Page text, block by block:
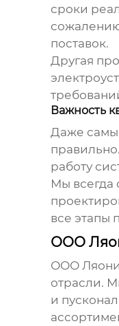
сроки
поставок.
Другая
Важность
Даже
работу
Мы всегда
все этапы
ООО
ООО
отрасли.
и